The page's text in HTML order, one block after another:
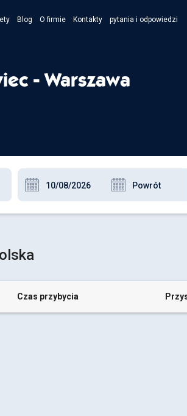
Blog O firmie Kontakty pytania i odpowiedzi
- Warszawa
Czas przybycia